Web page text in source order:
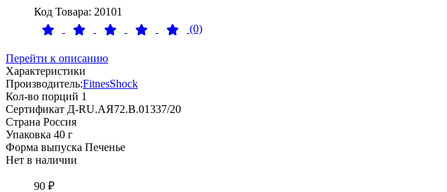
Код Товара: 20101
(0)
Перейти к описанию
Характеристики
Производитель:FitnesShock
Кол-во порций 1
Сертификат Д-RU.АЯ72.B.01337/20
Страна Россия
Упаковка 40 г
Форма выпуска Печенье
Нет в наличии
90 ₽